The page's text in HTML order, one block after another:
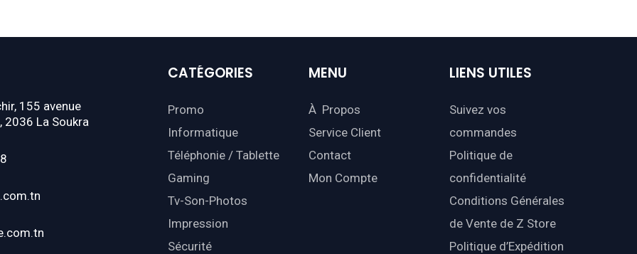
155 avenue
2036 La Soukra
CATÉGORIES
Promo
Informatique
Téléphonie / Tablette
Gaming
Tv-Son-Photos
Impression
Sécurité
MENU
À Propos
Service Client
Contact
Mon Compte
LIENS UTILES
Suivez vos
commandes
Politique de
confidentialité
Conditions Générales
de Vente de Z Store
Politique d’Expédition